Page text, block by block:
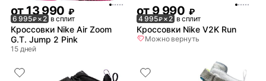
от 13 990 ₽
6 995₽× 2 в сплит
Кроссовки Nike Air Zoom
G.T. Jump 2 Pink
15 дней
от 9 990 ₽
4 995₽× 2 в сплит
Кроссовки Nike V2K Run
Можно вернуть